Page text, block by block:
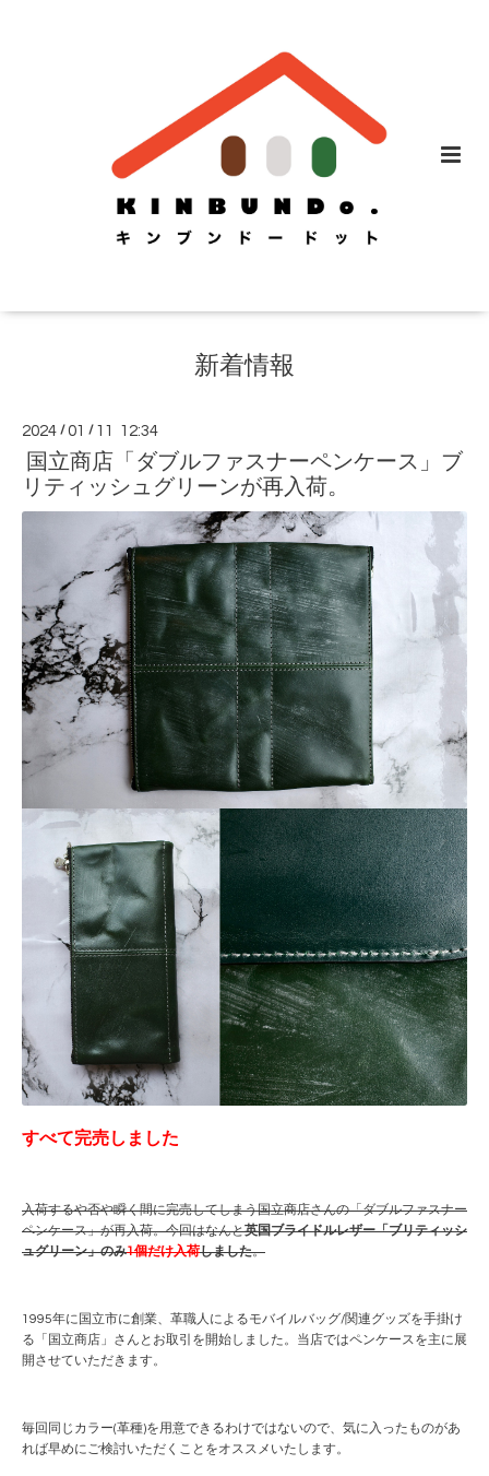
新着情報
2024 /01 / 11 12:34
国立商店「ダブルファスナーペンケース」ブ
リティッシュグリーンが再入荷。
すべて完売しました
入荷するや否や瞬く間に完売してしまう国立商店さんの「ダブルファスナー
ペンケース」が再入荷。今回はなんと英国ブライドルレザー「ブリティッシ
ュグリーン」のみ1個だけ入荷しました。
1995年に国立市に創業、革職人によるモバイルバッグ/関連グッズを手掛け
る「国立商店」さんとお取引を開始しました。当店ではペンケースを主に展
開させていただきます。
毎回同じカラー(革種)を用意できるわけではないので、気に入ったものがあ
れば早めにご検討いただくことをオススメいたします。